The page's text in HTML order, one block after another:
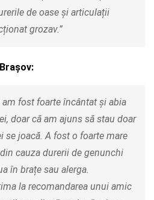
de oase și articulații
grozav.”
am fost foarte încântat și abia
doar că am ajuns să stau doar
se joacă. A fost o foarte mare
cauza durerii de genunchi
în brațe sau alerga.
la recomandarea unui amic